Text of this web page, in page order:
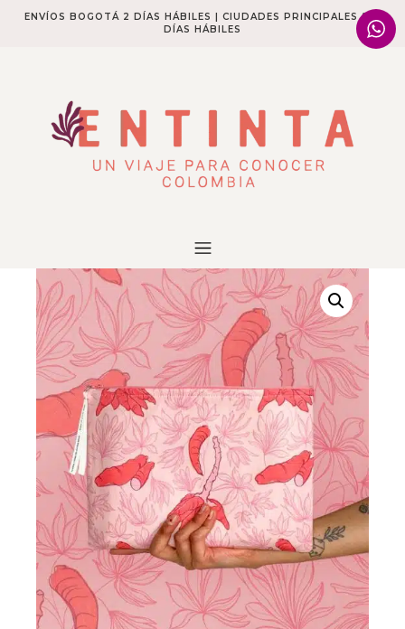
ENVÍOS BOGOTÁ 2 DÍAS HÁBILES | CIUDADES PRINCIPALES 2-4
DÍAS HÁBILES​